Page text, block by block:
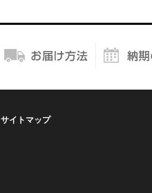
サイトマップ